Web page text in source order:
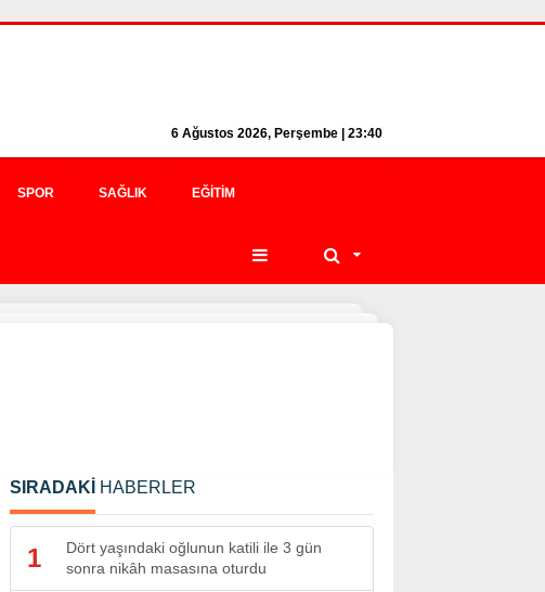
6 Ağustos 2026, Perşembe | 23:40
SPOR SAĞLIK EĞITIM
SIRADAKİ HABERLER
1
Dört yaşındaki oğlunun katili ile 3 gün
sonra nikâh masasına oturdu